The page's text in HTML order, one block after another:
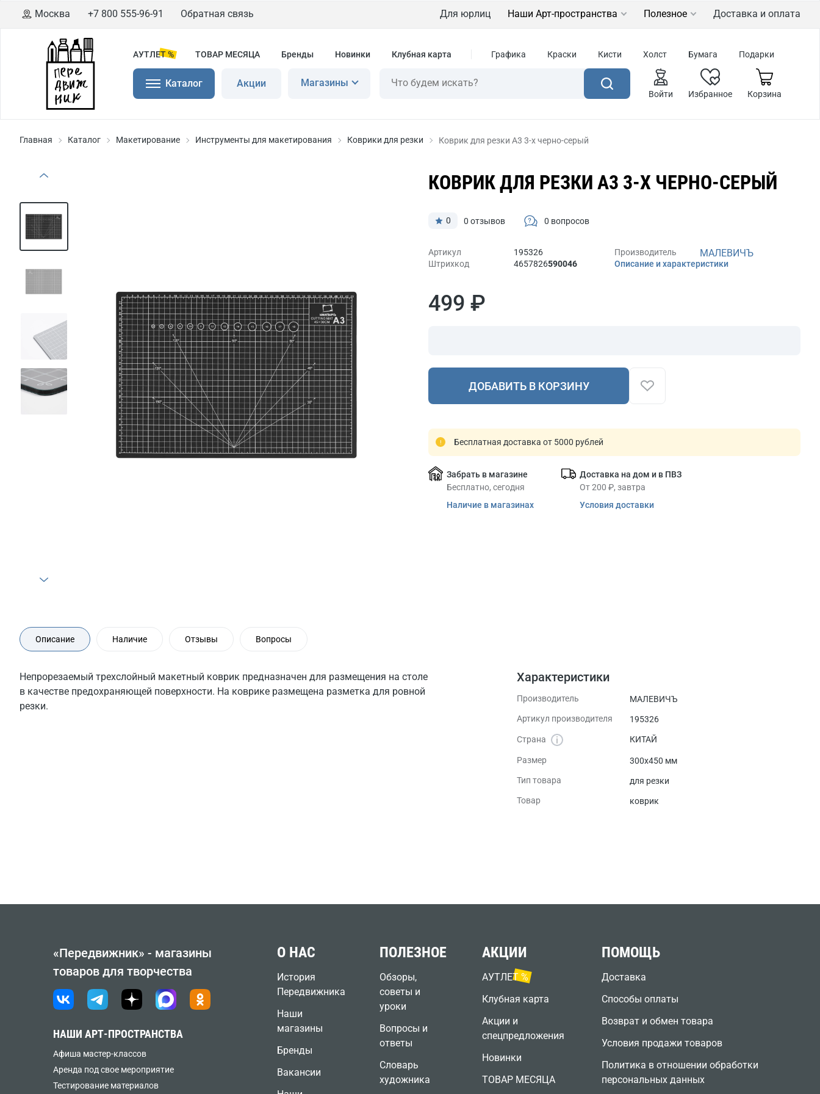
Москва +7 800 555-96-91 Обратная связь Для юрлиц Наши Арт-пространства Полезное Доставка и оплата
АУТЛЕТ % ТОВАР МЕСЯЦА Бренды Новинки Клубная карта Графика Краски Кисти Холст Бумага Подарки
Каталог Акции Магазины
Войти Избранное Корзина
Главная Каталог Макетирование Инструменты для макетирования Коврики для резки Коврик для резки А3 3-x черно-серый
КОВРИК ДЛЯ РЕЗКИ А3 3-X ЧЕРНО-СЕРЫЙ
0 0 отзывов 0 вопросов
Артикул 195326 Производитель МАЛЕВИЧЪ
Штрихкод 4657826590046 Описание и характеристики
499 ₽
ДОБАВИТЬ В КОРЗИНУ
Бесплатная доставка от 5000 рублей
Забрать в магазине
Бесплатно, сегодня
Наличие в магазинах
Доставка на дом и в ПВЗ
От 200 ₽, завтра
Условия доставки
Описание Наличие Отзывы Вопросы
Непрорезаемый трехслойный макетный коврик предназначен для размещения на столе
в качестве предохраняющей поверхности. На коврике размещена разметка для ровной
резки.
Характеристики
Производитель
МАЛЕВИЧЪ
Артикул производителя
195326
Страна КИТАЙ
Размер
300х450 мм
Тип товара
для резки
Товар
коврик
«Передвижник» - магазины
товаров для творчества
НАШИ АРТ-ПРОСТРАНСТВА
Афиша мастер-классов
Аренда под свое мероприятие
Тестирование материалов
О НАС
История
Передвижника
Наши
магазины
Бренды
Вакансии
ПОЛЕЗНОЕ
Обзоры,
советы и
уроки
Вопросы и
ответы
Словарь
художника
АКЦИИ
АУТЛЕТ %
Клубная карта
Акции и
спецпредложения
Новинки
ТОВАР МЕСЯЦА
ПОМОЩЬ
Доставка
Способы оплаты
Возврат и обмен товара
Условия продажи товаров
Политика в отношении обработки
персональных данных